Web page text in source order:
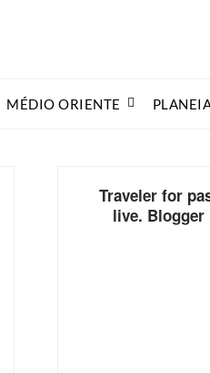
MÉDIO ORIENTE
Traveler for
live.